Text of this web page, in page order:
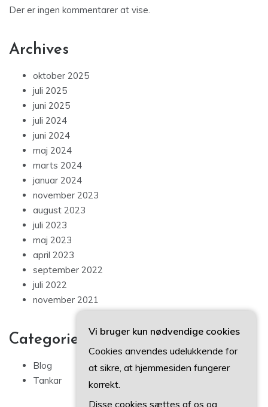
Der er ingen kommentarer at vise.
Archives
oktober 2025
juli 2025
juni 2025
juli 2024
juni 2024
maj 2024
marts 2024
januar 2024
november 2023
august 2023
juli 2023
maj 2023
april 2023
september 2022
juli 2022
november 2021
Categories
Blog
Tankar
Vi bruger kun nødvendige cookies
Cookies anvendes udelukkende for
at sikre, at hjemmesiden fungerer
korrekt.
Disse cookies sættes af os og